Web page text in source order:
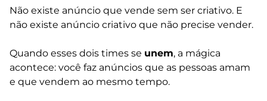
Não existe anúncio que vende sem ser criativo. E
não existe anúncio criativo que não precise vender.
Quando esses dois times se unem, a mágica
acontece: você faz anúncios que as pessoas amam
e que vendem ao mesmo tempo.